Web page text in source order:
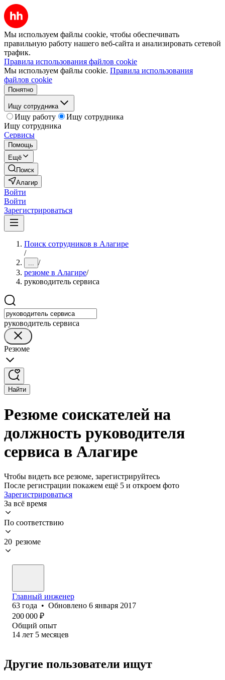
Мы используем файлы cookie, чтобы обеспечивать
правильную работу нашего веб-сайта и анализировать сетевой
трафик.
Правила использования файлов cookie
Мы используем файлы cookie. Правила использования
файлов cookie
Понятно
Ищу сотрудника
Ищу работу
Ищу сотрудника
Ищу сотрудника
Сервисы
Помощь
Ещё
Поиск
Алагир
Войти
Войти
Зарегистрироваться
Поиск сотрудников в Алагире
/
... /
резюме в Алагире/
руководитель сервиса
руководитель сервиса
Резюме
Найти
Резюме соискателей на
должность руководителя
сервиса в Алагире
Чтобы видеть все резюме, зарегистрируйтесь
После регистрации покажем ещё 5 и откроем фото
Зарегистрироваться
За всё время
По соответствию
20 резюме
Главный инженер
63 года • Обновлено 6 января 2017
200 000 ₽
Общий опыт
14 лет 5 месяцев
Другие пользователи ищут